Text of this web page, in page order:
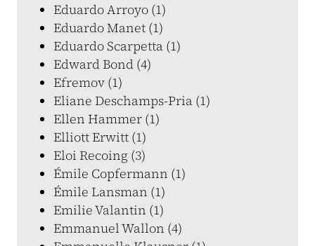
Eduardo Arroyo (1)
Eduardo Manet (1)
Eduardo Scarpetta (1)
Edward Bond (4)
Efremov (1)
Eliane Deschamps-Pria (1)
Ellen Hammer (1)
Elliott Erwitt (1)
Eloi Recoing (3)
Émile Copfermann (1)
Émile Lansman (1)
Emilie Valantin (1)
Emmanuel Wallon (4)